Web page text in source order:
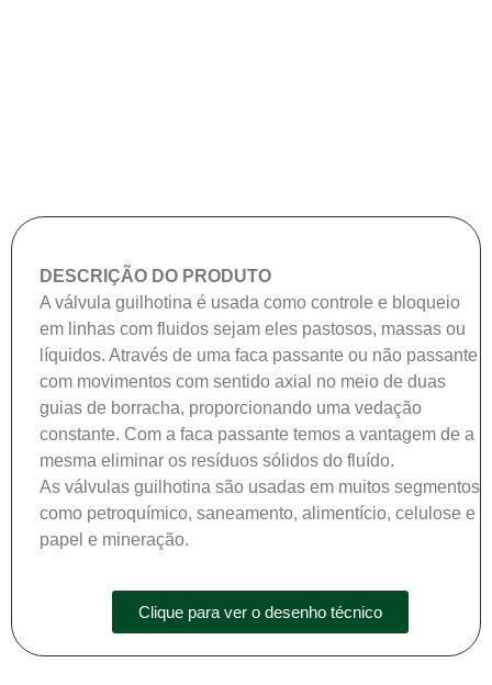
DESCRIÇÃO DO PRODUTO
A válvula guilhotina é usada como controle e bloqueio
em linhas com fluidos sejam eles pastosos, massas ou
líquidos. Através de uma faca passante ou não passante
com movimentos com sentido axial no meio de duas
guias de borracha, proporcionando uma vedação
constante. Com a faca passante temos a vantagem de a
mesma eliminar os resíduos sólidos do fluído.
As válvulas guilhotina são usadas em muitos segmentos
como petroquímico, saneamento, alimentício, celulose e
papel e mineração.
Clique para ver o desenho técnico